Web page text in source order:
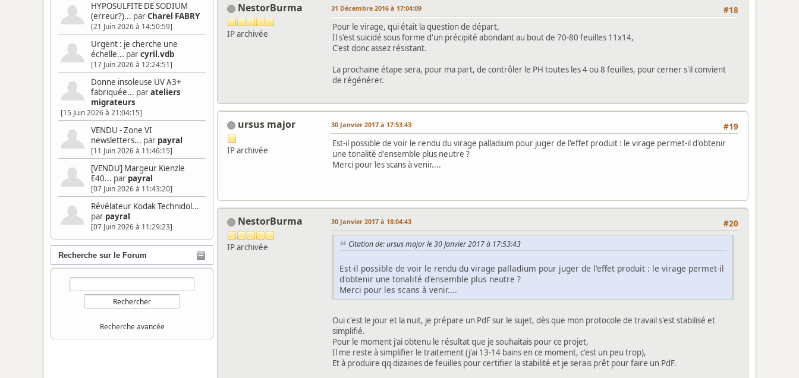
HYPOSULFITE DE SODIUM
(erreur?)... parCharel FABRY
[21 Juin 2026 à 14:50:59]
Urgent : je cherche une
échelle... parcyril.vdb
[17 Juin 2026 à 12:24:51]
Donne insoleuse UV A3+
fabriquée... parateliers
migrateurs
[15 Juin 2026 à 21:04:15]
VENDU - Zone VI
newsletters... par payral
[11 Juin 2026 à 11:46:15]
[VENDU] Margeur Kienzle
E40... par payral
[07 Juin 2026 à 11:43:20]
Révélateur Kodak Technidol...
par payral
[07 Juin 2026 à 11:29:23]
Recherche sur le Forum
Recherche avancée
NestorBurma
IP archivée
#18
31 Décembre 2016 à 17:04:09
Pour le virage, qui était la question de départ,
Il s'est suicidé sous forme d'un précipité abondant au bout de 70-80 feuilles 11x14,
C'est donc assez résistant.
La prochaine étape sera, pour ma part, de contrôler le PH toutes les 4 ou 8 feuilles, pour cerner s'il convient
de régénérer.
ursus major
IP archivée
#19
30 Janvier 2017 à 17:53:43
Est-il possible de voir le rendu du virage palladium pour juger de l'effet produit : le virage permet-il d'obtenir
une tonalité d'ensemble plus neutre ?
Merci pour les scans à venir....
NestorBurma
IP archivée
#20
30 Janvier 2017 à 18:04:43
Citation de: ursus major le 30 Janvier 2017 à 17:53:43
Est-il possible de voir le rendu du virage palladium pour juger de l'effet produit : le virage permet-il
d'obtenir une tonalité d'ensemble plus neutre ?
Merci pour les scans à venir....
Oui c'est le jour et la nuit, je prépare un PdF sur le sujet, dès que mon protocole de travail s'est stabilisé et
simplifié.
Pour le moment j'ai obtenu le résultat que je souhaitais pour ce projet,
Il me reste à simplifier le traitement (j'ai 13-14 bains en ce moment, c'est un peu trop),
Et à produire qq dizaines de feuilles pour certifier la stabilité et je serais prêt pour faire un PdF.